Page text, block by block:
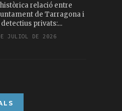
relació entre
de Tarragona i
detectius privats:...
JULIOL DE 2026